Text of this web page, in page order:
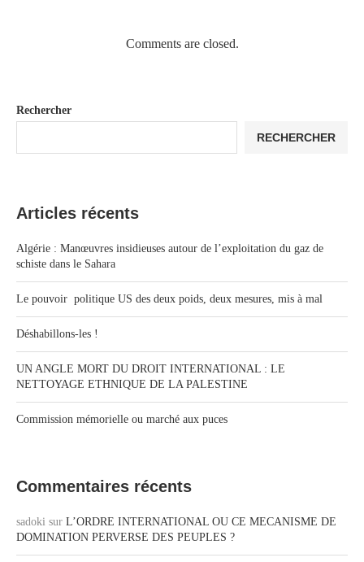
Comments are closed.
Rechercher
RECHERCHER
Articles récents
Algérie : Manœuvres insidieuses autour de l’exploitation du gaz de
schiste dans le Sahara
Le pouvoir politique US des deux poids, deux mesures, mis à mal
Déshabillons-les !
UN ANGLE MORT DU DROIT INTERNATIONAL : LE
NETTOYAGE ETHNIQUE DE LA PALESTINE
Commission mémorielle ou marché aux puces
Commentaires récents
sadoki sur L’ORDRE INTERNATIONAL OU CE MECANISME DE
DOMINATION PERVERSE DES PEUPLES ?